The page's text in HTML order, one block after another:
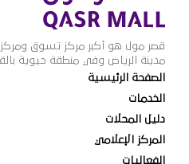
قصر مول هو أكبر مركز تسوق
مدينة الرياض وفي منطقة حيوية
الصفحة الرئيسية
الخدمات
دليل المحلات
المركز الإعلامي
الفعاليات